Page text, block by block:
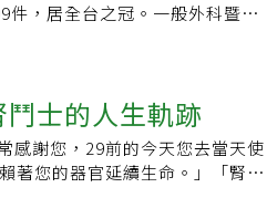
，居全台之冠。一般外科暨器
然而器官來源不足，不少重症
移植團隊因
贈肝臟分為兩部分，右葉移植給
大愛延續兩條生命，大幅提升
士的人生軌跡
感謝您，29前的今天您去當天使
著您的器官延續生命。」「腎鬥